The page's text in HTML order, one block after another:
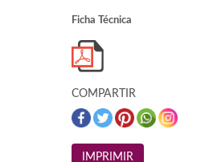
Ficha Técnica
COMPARTIR